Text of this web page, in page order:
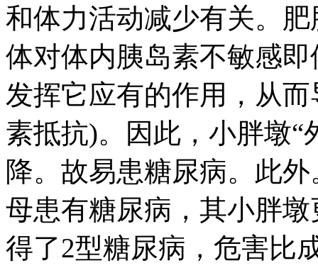
和体力活动减少有关。
体对体内胰岛素不敏感
发挥它应有的作用，从
素抵抗)。因此，小胖墩“
降。故易患糖尿病。此
母患有糖尿病，其小胖
得了2型糖尿病，危害比